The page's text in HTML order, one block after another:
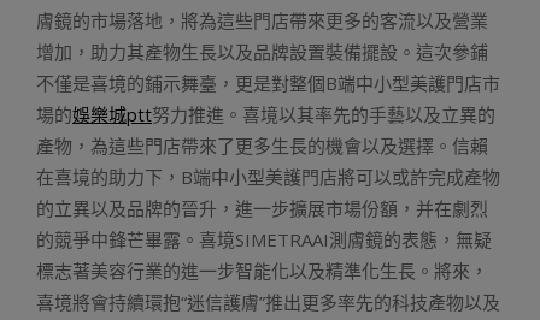
膚鏡的市場落地，將為這些門店帶來更多的客流以及營業
增加，助力其產物生長以及品牌設置裝備擺設。這次參鋪
不僅是喜境的鋪示舞臺，更是對整個B端中小型美護門店市
場的娛樂城ptt努力推進。喜境以其率先的手藝以及立異的
產物，為這些門店帶來了更多生長的機會以及選擇。信賴
在喜境的助力下，B端中小型美護門店將可以或許完成產物
的立異以及品牌的晉升，進一步擴展市場份額，并在劇烈
的競爭中鋒芒畢露。喜境SIMETRAAI測膚鏡的表態，無疑
標志著美容行業的進一步智能化以及精準化生長。將來，
喜境將會持續環抱“迷信護膚”推出更多率先的科技產物以及